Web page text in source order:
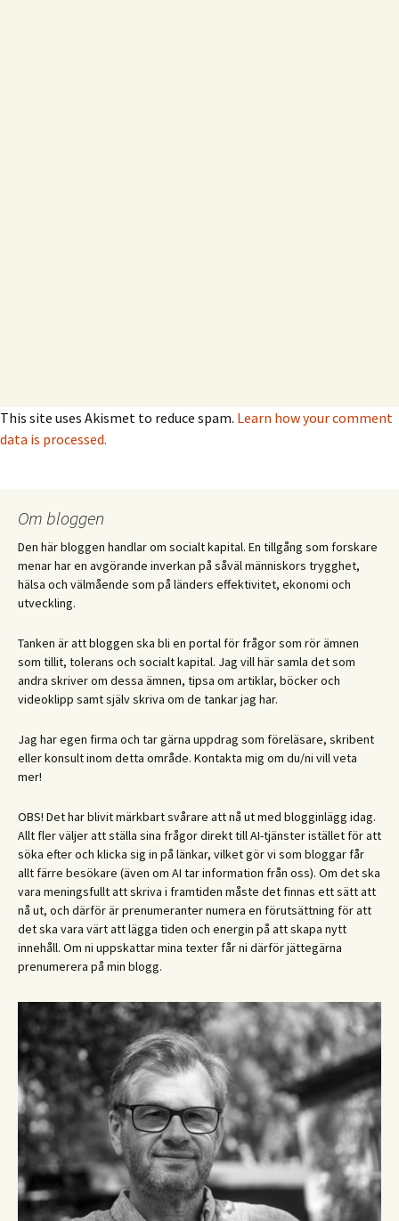
This site uses Akismet to reduce spam. Learn how your comment
data is processed.
Om bloggen
Den här bloggen handlar om socialt kapital. En tillgång som forskare
menar har en avgörande inverkan på såväl människors trygghet,
hälsa och välmående som på länders effektivitet, ekonomi och
utveckling.
Tanken är att bloggen ska bli en portal för frågor som rör ämnen
som tillit, tolerans och socialt kapital. Jag vill här samla det som
andra skriver om dessa ämnen, tipsa om artiklar, böcker och
videoklipp samt själv skriva om de tankar jag har.
Jag har egen firma och tar gärna uppdrag som föreläsare, skribent
eller konsult inom detta område. Kontakta mig om du/ni vill veta
mer!
OBS! Det har blivit märkbart svårare att nå ut med blogginlägg idag.
Allt fler väljer att ställa sina frågor direkt till AI-tjänster istället för att
söka efter och klicka sig in på länkar, vilket gör vi som bloggar får
allt färre besökare (även om AI tar information från oss). Om det ska
vara meningsfullt att skriva i framtiden måste det finnas ett sätt att
nå ut, och därför är prenumeranter numera en förutsättning för att
det ska vara värt att lägga tiden och energin på att skapa nytt
innehåll. Om ni uppskattar mina texter får ni därför jättegärna
prenumerera på min blogg.